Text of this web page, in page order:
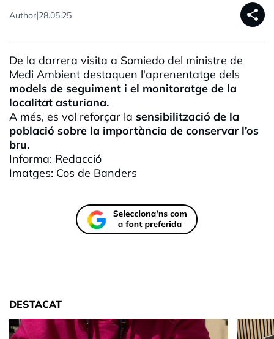
Author|28.05.25 share
De la darrera visita a Somiedo del ministre de
Medi Ambient destaquen l'aprenentatge dels
models de seguiment i el monitoratge de la
localitat asturiana.
A més, es vol reforçar la sensibilització de la
població sobre la importància de conservar l’os
bru.
Informa: Redacció
Imatges: Cos de Banders
DESTACAT